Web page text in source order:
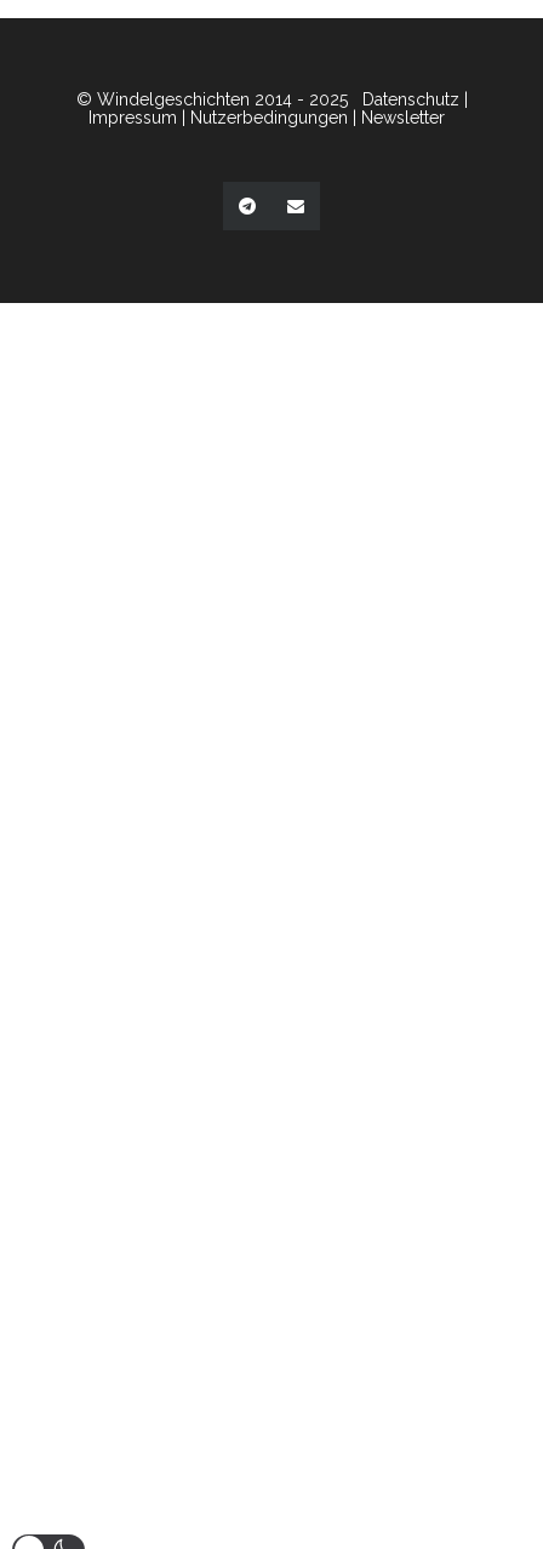
© Windelgeschichten 2014 - 2025 Datenschutz
Impressum
Nutzerbedingungen Newsletter